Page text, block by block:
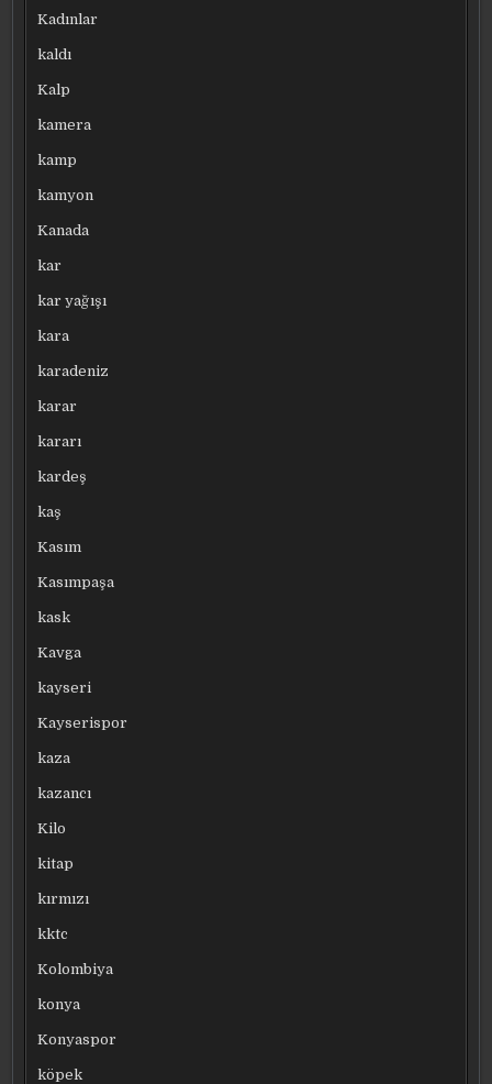
Kadınlar
kaldı
Kalp
kamera
kamp
kamyon
Kanada
kar
kar yağışı
kara
karadeniz
karar
kararı
kardeş
kaş
Kasım
Kasımpaşa
kask
Kavga
kayseri
Kayserispor
kaza
kazancı
Kilo
kitap
kırmızı
kktc
Kolombiya
konya
Konyaspor
köpek